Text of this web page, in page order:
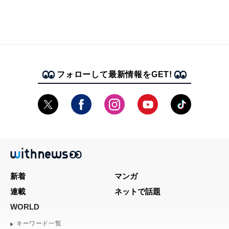
フォローして最新情報をGET!
新着
マンガ
連載
ネットで話題
WORLD
キーワード一覧